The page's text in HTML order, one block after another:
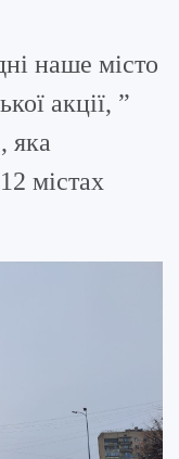
наше місто
акції, ”
яка
містах